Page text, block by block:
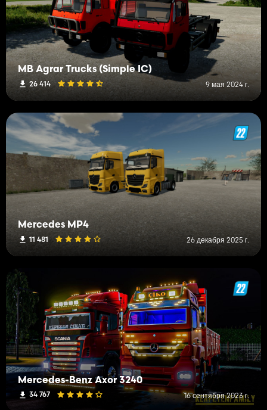
MB Agrar Trucks (Simple IC)
26 414 9 мая 2024 г.
Mercedes MP4
11 481 26 декабря 2025 г.
Mercedes-Benz Axor 3240
34 767 16 сентября 2023 г.